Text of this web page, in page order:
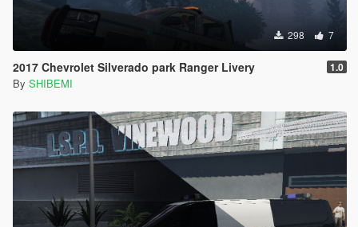
298 7
2017 Chevrolet Silverado park Ranger Livery 1.0
By SHIBEMI